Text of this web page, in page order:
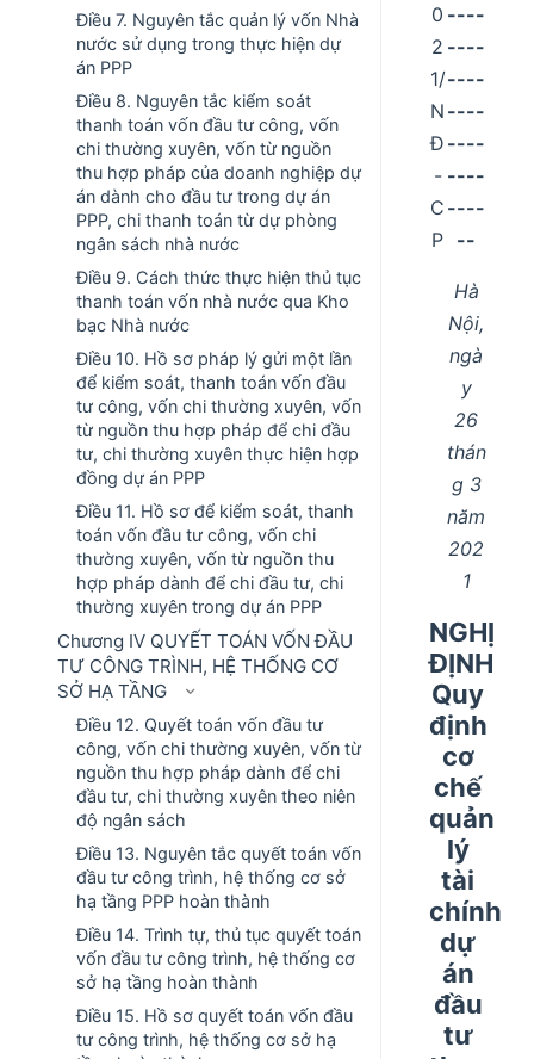
Điều 7. Nguyên tắc quản lý vốn Nhà
nước sử dụng trong thực hiện dự
án PPP
Điều 8. Nguyên tắc kiểm soát
thanh toán vốn đầu tư công, vốn
chi thường xuyên, vốn từ nguồn
thu hợp pháp của doanh nghiệp dự
án dành cho đầu tư trong dự án
PPP, chi thanh toán từ dự phòng
ngân sách nhà nước
Điều 9. Cách thức thực hiện thủ tục
thanh toán vốn nhà nước qua Kho
bạc Nhà nước
Điều 10. Hồ sơ pháp lý gửi một lần
để kiểm soát, thanh toán vốn đầu
tư công, vốn chi thường xuyên, vốn
từ nguồn thu hợp pháp để chi đầu
tư, chi thường xuyên thực hiện hợp
đồng dự án PPP
Điều 11. Hồ sơ để kiểm soát, thanh
toán vốn đầu tư công, vốn chi
thường xuyên, vốn từ nguồn thu
hợp pháp dành để chi đầu tư, chi
thường xuyên trong dự án PPP
Chương IV QUYẾT TOÁN VỐN ĐẦU
TƯ CÔNG TRÌNH, HỆ THỐNG CƠ
SỞ HẠ TẦNG
Điều 12. Quyết toán vốn đầu tư
công, vốn chi thường xuyên, vốn từ
nguồn thu hợp pháp dành để chi
đầu tư, chi thường xuyên theo niên
độ ngân sách
Điều 13. Nguyên tắc quyết toán vốn
đầu tư công trình, hệ thống cơ sở
hạ tầng PPP hoàn thành
Điều 14. Trình tự, thủ tục quyết toán
vốn đầu tư công trình, hệ thống cơ
sở hạ tầng hoàn thành
Điều 15. Hồ sơ quyết toán vốn đầu
tư công trình, hệ thống cơ sở hạ
0
2
1/
N
Đ
-
C
P
----
----
----
----
----
----
----
--
Hà
Nội,
ngà
y
26
thán
g 3
năm
202
1
NGHỊ
ĐỊNH
Quy
định
cơ
chế
quản
lý
tài
chính
dự
án
đầu
tư